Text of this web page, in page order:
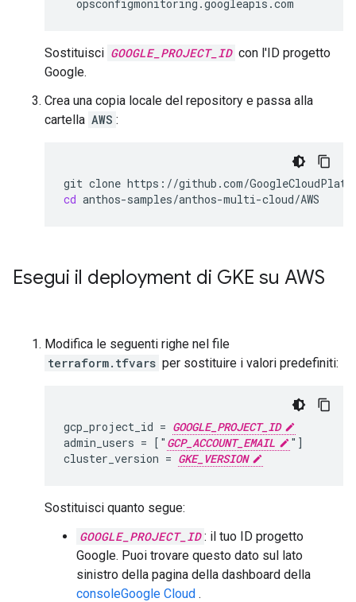
Sostituisci GOOGLE_PROJECT_ID con l'ID progetto
Google.
Crea una copia locale del repository e passa alla
cartella AWS :
git clone
cd
Esegui il deployment di GKE su AWS
Modifica le seguenti righe nel file
terraform.tfvars per sostituire i valori predefiniti:
gcp_project_id = GOOGLE_PROJECT_ID
admin_users = [" GCP_ACCOUNT_EMAIL
"]
cluster_version = GKE_VERSION
Sostituisci quanto segue:
GOOGLE_PROJECT_ID : il tuo ID progetto
Google. Puoi trovare questo dato sul lato
sinistro della pagina della dashboard della
consoleGoogle Cloud .